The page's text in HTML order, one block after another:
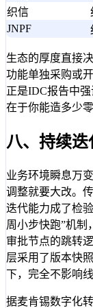
织信
JNPF
生态的厚度直接
功能单独采购或
正是IDC报告中
在于你能造多少
八、持续
业务环境瞬息万
调整就要大改。
迭代能力成了检
周小步快跑”机制
审批节点的跳转
层采用了版本快
下，完全不影响线
据麦肯锡数字化